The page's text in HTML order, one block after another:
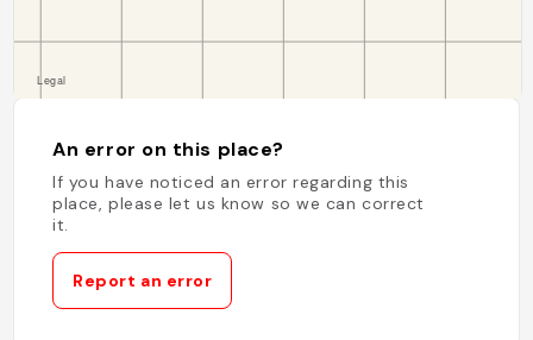
An error on this place?
If you have noticed an error regarding this
place, please let us know so we can correct
it.
Report an error